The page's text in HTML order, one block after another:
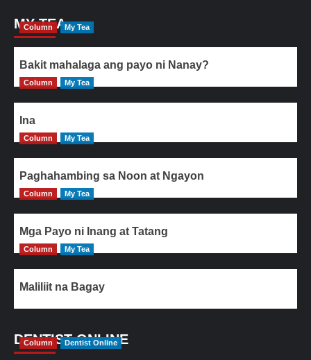
MY TEA
Column My Tea
Bakit mahalaga ang payo ni Nanay?
Column My Tea
Ina
Column My Tea
Paghahambing sa Noon at Ngayon
Column My Tea
Mga Payo ni Inang at Tatang
Column My Tea
Maliliit na Bagay
DENTIST ONLINE
Column Dentist Online